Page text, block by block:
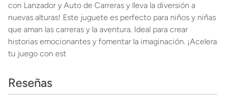
con Lanzador y Auto de Carreras y lleva la diversión a
nuevas alturas! Este juguete es perfecto para niños y niñas
que aman las carreras y la aventura. Ideal para crear
historias emocionantes y fomentar la imaginación. ¡Acelera
tu juego con est
Reseñas